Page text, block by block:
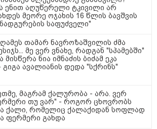
12:18 / 08-08-2026
"რუსეთმა განახორციელა
საქართველოს ტერიტორიების
20%-ის ოკუპაცია და
სააკაშვილის, მისი რეჟიმის
ღალატი ვერანაირად ვერ
გადაფარავს ამ დანაშაულს" -
ირაკლი კობახიძე
"ძალიან ბევრ ინფორმაციას
ვიღებთ ხალხისგან" - რას წერს
ადვოკატი ტარიელ კაკაბაძე
ენით აღუწერელი ტკივილი არ
მეორე ოჯახის 16 წლის ბავშვის
საფუძველი"
ღამეს თამარ ნავროზაშვილის ძმა
მე ვერ ვნახე, რადგან "სპამებში"
ნია იმნაძის ბიძამ ეკა
გიგა ავალიანის დედა "სქრინს"
მაგრამ ქალურობა - არა. ვერ
თუ ვარ" - როგორ ცხოვრობს
ქალი, რომელიც ქალაქიდან სოფლად
ფერმერი გახდა